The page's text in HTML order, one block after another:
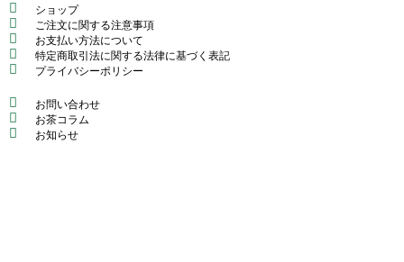
ショップ
ご注文に関する注意事項
お支払い方法について
特定商取引法に関する法律に基づく表記
プライバシーポリシー
お問い合わせ
お茶コラム
お知らせ